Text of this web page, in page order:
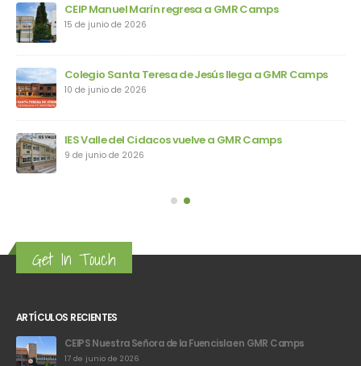
CEIP Manuel Marín regresa a GMR Camps
15 de junio de 2026
Colegio Santa Teresa de Jesús llega a GMR Camps
10 de junio de 2026
IES Valle del Cidacos vuelve a GMR Camps
9 de junio de 2026
Get In Touch
ARTÍCULOS RECIENTES
CEIPS Nuestra Señora de la Fuencisla en GMR Camps
17 de junio de 2026